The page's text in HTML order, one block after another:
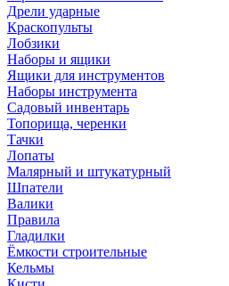
Дрели ударные
Краскопульты
Лобзики
Наборы и ящики
Ящики для инструментов
Наборы инструмента
Садовый инвентарь
Топорища, черенки
Тачки
Лопаты
Малярный и штукатурный
Шпатели
Валики
Правила
Гладилки
Ёмкости строительные
Кельмы